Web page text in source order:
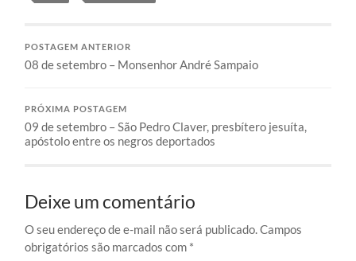
POSTAGEM ANTERIOR
08 de setembro – Monsenhor André Sampaio
PRÓXIMA POSTAGEM
09 de setembro – São Pedro Claver, presbítero jesuíta,
apóstolo entre os negros deportados
Deixe um comentário
O seu endereço de e-mail não será publicado. Campos
obrigatórios são marcados com *